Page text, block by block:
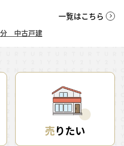
一覧はこちら
売りたい